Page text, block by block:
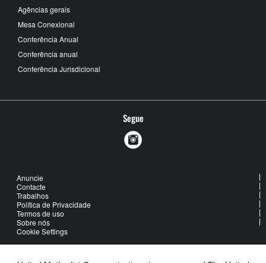
Agências gerais
Mesa Conexional
Conferência Anual
Conferência anual
Conferência Jurisdicional
Segue
Anuncie
Contacte
Trabalhos
Política de Privacidade
Termos de uso
Sobre nós
Cookie Settings